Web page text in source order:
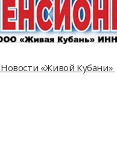
Новости «Живой Кубани»